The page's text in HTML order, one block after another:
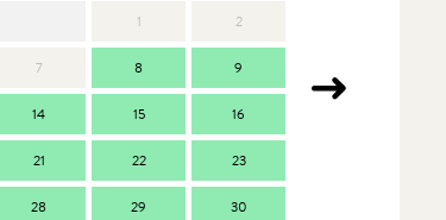
1 2
7 8 9
14 15 16
21 22 23
28 29 30